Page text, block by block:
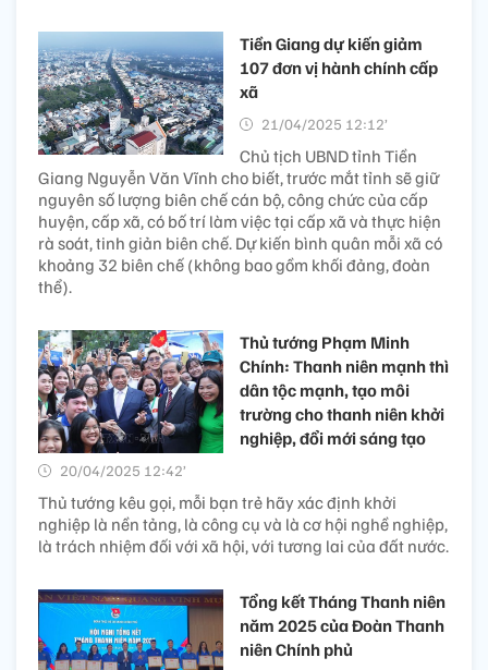
Tiền Giang dự kiến giảm
107 đơn vị hành chính cấp
xã
21/04/2025 12:12’
Chủ tịch UBND tỉnh Tiền
Giang Nguyễn Văn Vĩnh cho biết, trước mắt tỉnh sẽ giữ
nguyên số lượng biên chế cán bộ, công chức của cấp
huyện, cấp xã, có bố trí làm việc tại cấp xã và thực hiện
rà soát, tinh giản biên chế. Dự kiến bình quân mỗi xã có
khoảng 32 biên chế (không bao gồm khối đảng, đoàn
thể).
Thủ tướng Phạm Minh
Chính: Thanh niên mạnh thì
dân tộc mạnh, tạo môi
trường cho thanh niên khởi
nghiệp, đổi mới sáng tạo
20/04/2025 12:42’
Thủ tướng kêu gọi, mỗi bạn trẻ hãy xác định khởi
nghiệp là nền tảng, là công cụ và là cơ hội nghề nghiệp,
là trách nhiệm đối với xã hội, với tương lai của đất nước.
Tổng kết Tháng Thanh niên
năm 2025 của Đoàn Thanh
niên Chính phủ